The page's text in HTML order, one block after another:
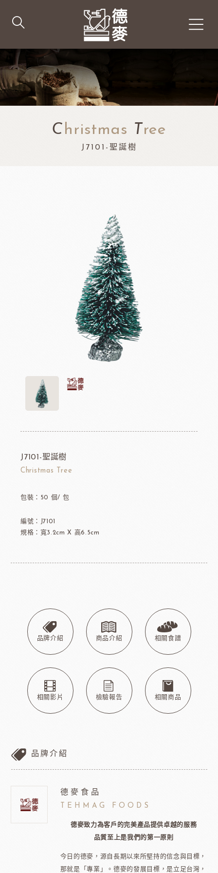
C hristmas T ree
J7101-聖誕樹
J7101-聖誕樹
Christmas Tree
包裝：50 個/ 包
編號：J7101
規格：寬3.2cm X 高6.5cm
品牌介紹 商品介紹 相關食譜
相關影片 檢驗報告 相關商品
品牌介紹
德麥食品
TEHMAG FOODS
德麥致力為客戶的完美產品提供卓越的服務
品質至上是我們的第一原則
今日的德麥，源自長期以來所堅持的信念與目標，
那就是「專業」。德麥的發展目標，是立足台灣，